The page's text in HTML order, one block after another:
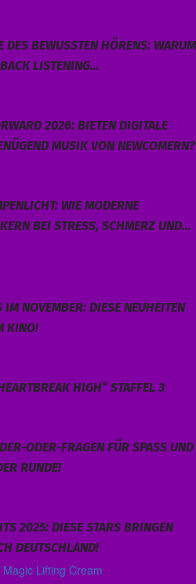
DES BEWUSSTEN HÖRENS: WARUM
LISTENING…
2026: BIETEN DIGITALE
MUSIK VON NEWCOMERN?
WIE MODERNE
BEI STRESS, SCHMERZ UND…
NOVEMBER: DIESE NEUHEITEN
KINO!
HIGH“ STAFFEL 3
ODER-FRAGEN FÜR SPASS UND S
RUNDE!
2025: DIESE STARS BRINGEN
DEUTSCHLAND!